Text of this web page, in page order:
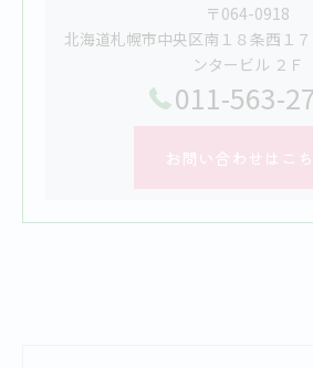
〒064-0918
北海道札幌市中央区南１８条西１
ンタービル ２Ｆ
011-563-
お問い合わせはこ